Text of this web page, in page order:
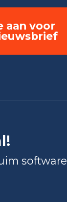
aan voor
software